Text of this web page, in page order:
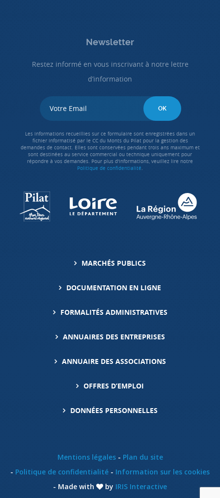
Newsletter
Restez informé en vous inscrivant à notre lettre
d’information
Les informations recueillies sur ce formulaire sont enregistrées dans un
fichier informatisé par le CC du Monts du Pilat pour la gestion des
demandes de contact. Elles sont conservées pendant trois ans maximum et
sont destinées au service commercial ou technique uniquement pour
répondre à vos demandes. Pour plus d'informations, veuillez lire notre
Politique de confidentialité.
MARCHÉS PUBLICS
DOCUMENTATION EN LIGNE
FORMALITÉS ADMINISTRATIVES
ANNUAIRES DES ENTREPRISES
ANNUAIRE DES ASSOCIATIONS
OFFRES D’EMPLOI
DONNÉES PERSONNELLES
Mentions légales
Plan du site
Politique de confidentialité
Information sur les cookies
Made with
by IRIS Interactive